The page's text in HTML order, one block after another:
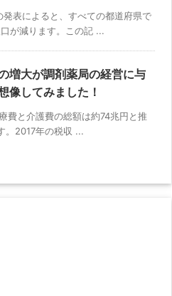
発表によると、すべての都道府県で
が減ります。この記 ...
増大が調剤薬局の経営に与
像してみました！
費と介護費の総額は約74兆円と推
。2017年の税収 ...